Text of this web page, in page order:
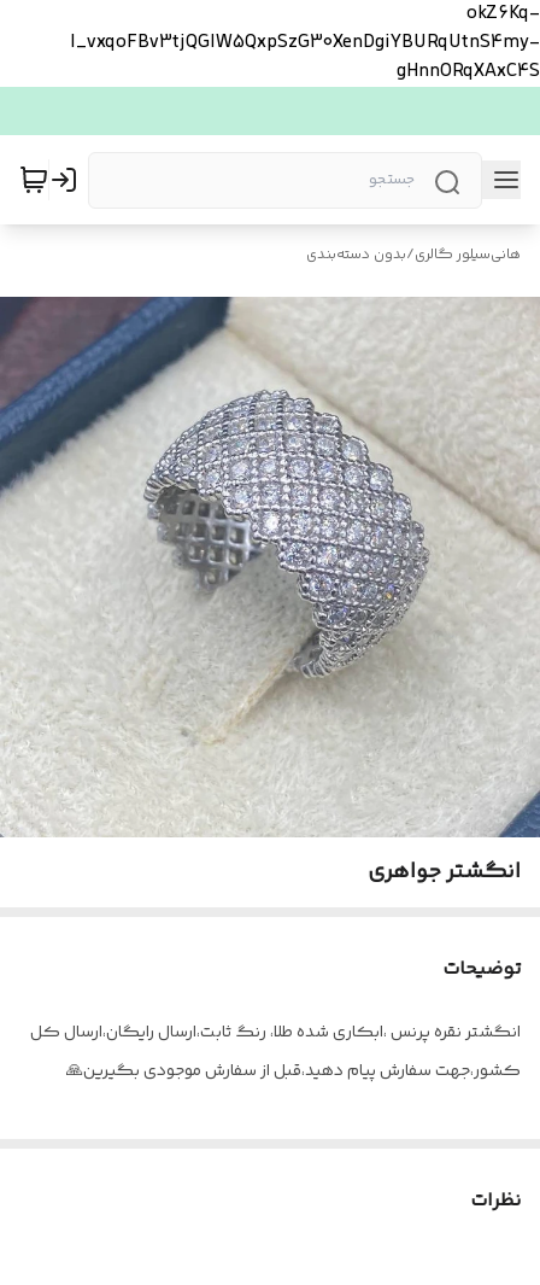
okZ6Kq-
l_vxqoFBv3tjQGlW5QxpSzG30XenDgiYBURqUtnS4my-
gHnnORqXAxC4S
هانی‌سیلور گالری/بدون دسته‌بندی
انگشتر جواهری
توضیحات
انگشتر نقره پرنس ،ابکاری شده طلا، رنگ ثابت،ارسال رایگان،ارسال کل
کشور،جهت سفارش پیام دهید،قبل از سفارش موجودی بگیرین🙏
نظرات